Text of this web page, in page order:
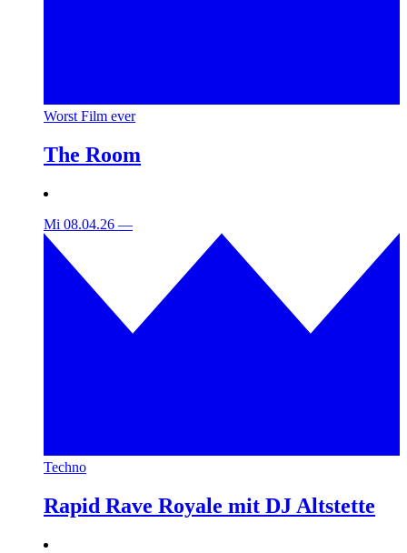
Worst Film ever
The Room
Mi 08.04.26 —
Techno
Rapid Rave Royale mit DJ Altstette